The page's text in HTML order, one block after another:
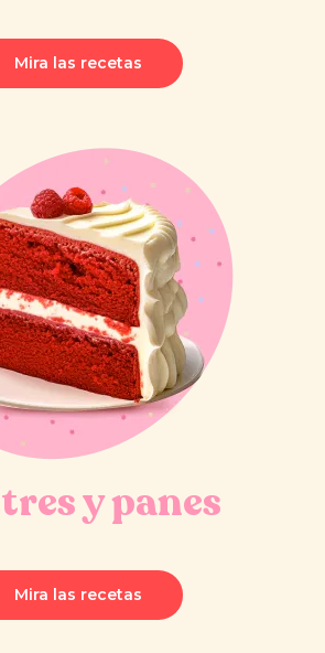
Mira las recetas
y panes
Mira las recetas